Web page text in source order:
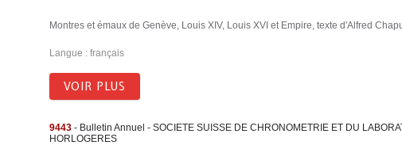
Montres et émaux de Genève, Louis XIV, Louis XVI et Empire, texte d'Alfred
Langue : français
VOIR PLUS
9443- Bulletin Annuel - SOCIETE SUISSE DE CHRONOMETRIE ET DU
HORLOGERES